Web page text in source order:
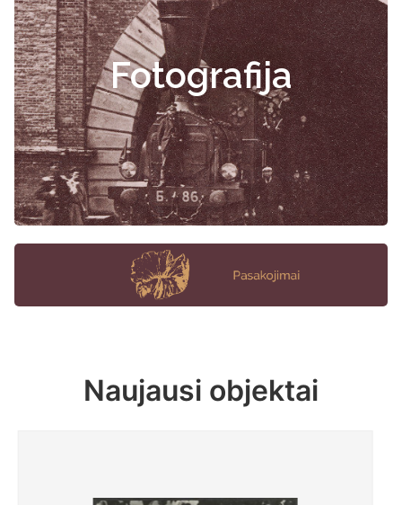
Fotografija
Naujausi objektai